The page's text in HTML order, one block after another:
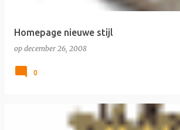
Homepage nieuwe stijl
op december 26, 2008
0